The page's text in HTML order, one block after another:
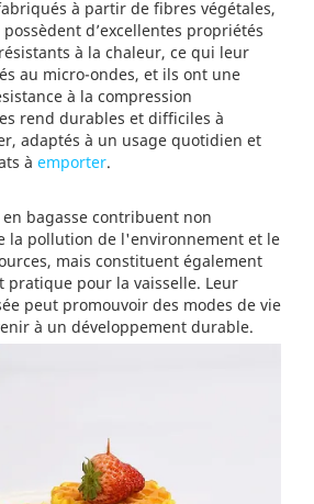
à partir de fibres végétales,
d’excellentes propriétés
à la chaleur, ce qui leur
au micro-ondes, et ils ont une
à la compression
rend durables et difficiles à
adaptés à un usage quotidien et
à emporter.
bagasse contribuent non
la pollution de l'environnement et le
mais constituent également
pratique pour la vaisselle. Leur
peut promouvoir des modes de vie
à un développement durable.